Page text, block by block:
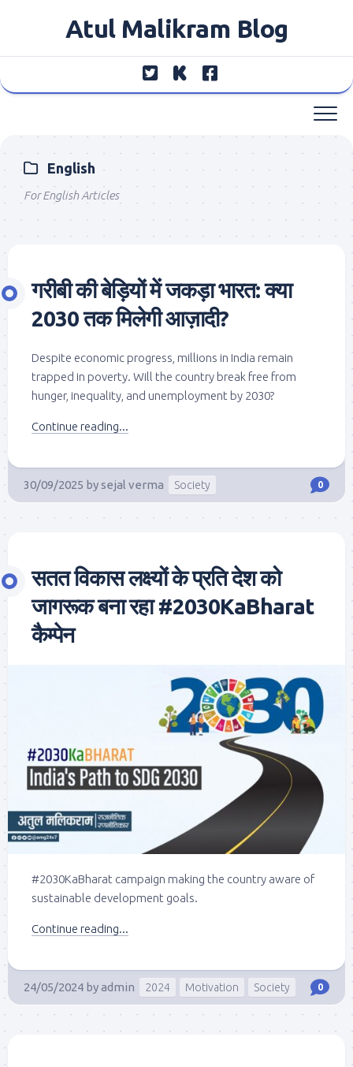
Atul Malikram Blog
English
For English Articles
गरीबी की बेड़ियों में जकड़ा भारत: क्या
2030 तक मिलेगी आज़ादी?
Despite economic progress, millions in India remain
trapped in poverty. Will the country break free from
hunger, inequality, and unemployment by 2030?
Continue reading...
30/09/2025 bysejal verma Society 0
सतत विकास लक्ष्यों के प्रति देश को
जागरूक बना रहा #2030KaBharat
कैम्पेन
#2030KaBharat campaign making the country aware of
sustainable development goals.
Continue reading...
24/05/2024 byadmin 2024 Motivation Society 0